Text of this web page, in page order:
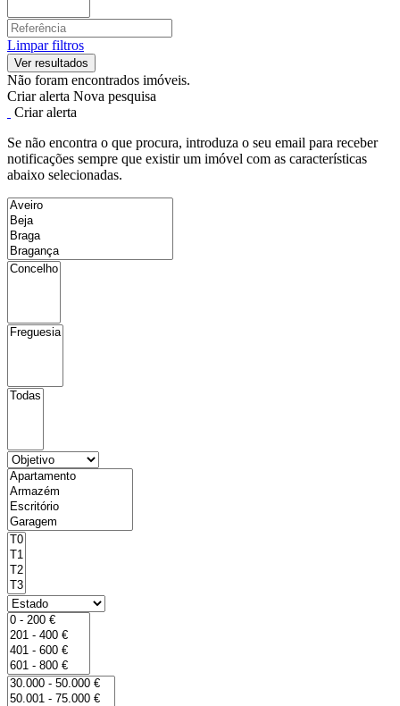
Limpar filtros
Não foram encontrados imóveis.
Criar alerta Nova pesquisa
Criar alerta
Se não encontra o que procura, introduza o seu email para receber
notificações sempre que existir um imóvel com as características
abaixo selecionadas.